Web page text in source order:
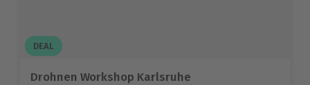
DEAL
Drohnen Workshop Karlsruhe